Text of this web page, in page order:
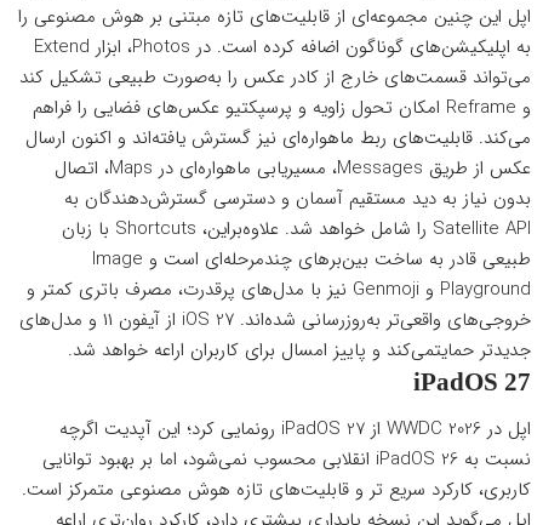
اپل این چنین مجموعه‌ای از قابلیت‌های تازه مبتنی بر هوش مصنوعی را
به اپلیکیشن‌های گوناگون اضافه کرده است. در Photos، ابزار Extend
می‌تواند قسمت‌های خارج از کادر عکس را به‌صورت طبیعی تشکیل کند
و Reframe امکان تحول زاویه و پرسپکتیو عکس‌های فضایی را فراهم
می‌کند. قابلیت‌های ربط ماهواره‌ای نیز گسترش یافته‌اند و اکنون ارسال
عکس از طریق Messages، مسیریابی ماهواره‌ای در Maps، اتصال
بدون نیاز به دید مستقیم آسمان و دسترسی گسترش‌دهندگان به
Satellite API را شامل خواهد شد. علاوه‌براین، Shortcuts با زبان
طبیعی قادر به ساخت بین‌برهای چندمرحله‌ای است و Image
Playground و Genmoji نیز با مدل‌های پرقدرت، مصرف باتری کمتر و
خروجی‌های واقعی‌تر به‌روزرسانی شده‌اند. iOS 27 از آیفون ۱۱ و مدل‌های
جدیدتر حمایتمی‌کند و پاییز امسال برای کاربران اراعه خواهد شد.
iPadOS 27
اپل در WWDC 2026 از iPadOS 27 رونمایی کرد؛ این آپدیت اگرچه
نسبت به iPadOS 26 انقلابی محسوب نمی‌شود، اما بر بهبود توانایی
کاربری، کارکرد سریع تر و قابلیت‌های تازه هوش مصنوعی متمرکز است.